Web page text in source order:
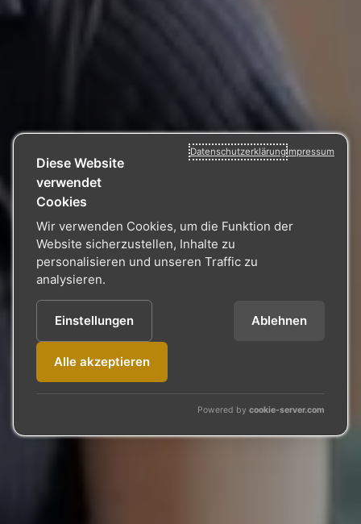
DatenschutzerklärungImpressum
Diese Website
verwendet
Cookies
Wir verwenden Cookies, um die Funktion der
Website sicherzustellen, Inhalte zu
personalisieren und unseren Traffic zu
analysieren.
Einstellungen Ablehnen
Alle akzeptieren
Powered by cookie-server.com